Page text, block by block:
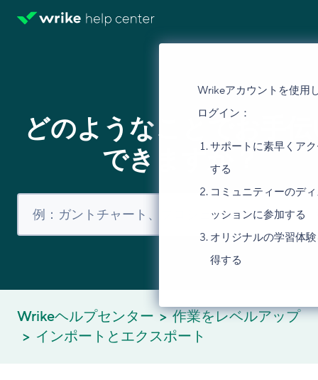
Wrikeアカウントを使用
ログイン：
サポートに素早くア
する
コミュニティーのデ
ッションに参加する
オリジナルの学習体
得する
どのようなことでお手
できますか？
Wrikeヘルプセンター
作業をレベルアップ
インポートとエクスポート